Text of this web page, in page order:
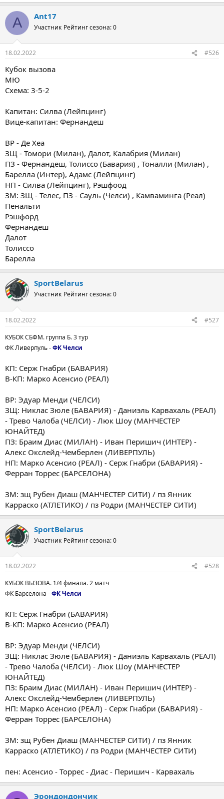
A Ant17
Участник Рейтинг сезона: 0
18.02.2022 #526
Кубок вызова
МЮ
Схема: 3-5-2
Капитан: Силва (Лейпцинг)
Вице-капитан: Фернандеш
ВР - Де Хеа
ЗЩ - Томори (Милан), Далот, Калабрия (Милан)
ПЗ - Фернандеш, Толиссо (Бавария) , Тоналли (Милан) ,
Барелла (Интер), Адамс (Лейпцинг)
НП - Силва (Лейпцинг), Рэшфоод
ЗМ: ЗЩ - Телес, ПЗ - Сауль (Челси) , Камваминга (Реал)
Пенальти
Рэшфорд
Фернандеш
Далот
Толиссо
Барелла
SportBelarus
Участник Рейтинг сезона: 0
18.02.2022
#527
КУБОК СБФМ. группа Б. 3 тур
ФК Ливерпуль -ФК Челси
КП: Серж Гнабри (БАВАРИЯ)
В-КП: Марко Асенсио (РЕАЛ)
ВР: Эдуар Менди (ЧЕЛСИ)
ЗЩ: Никлас Зюле (БАВАРИЯ) - Даниэль Карвахаль (РЕАЛ)
- Трево Чалоба (ЧЕЛСИ) - Люк Шоу (МАНЧЕСТЕР
ЮНАЙТЕД)
ПЗ: Браим Диас (МИЛАН) - Иван Перишич (ИНТЕР) -
Алекс Окслейд-Чемберлен (ЛИВЕРПУЛЬ)
НП: Марко Асенсио (РЕАЛ) - Серж Гнабри (БАВАРИЯ) -
Ферран Торрес (БАРСЕЛОНА)
ЗМ: зщ Рубен Диаш (МАНЧЕСТЕР СИТИ) / пз Янник
Карраско (АТЛЕТИКО) / пз Родри (МАНЧЕСТЕР СИТИ)
SportBelarus
Участник Рейтинг сезона: 0
18.02.2022
#528
КУБОК ВЫЗОВА. 1/4 финала. 2 матч
ФК Барселона -ФК Челси
КП: Серж Гнабри (БАВАРИЯ)
В-КП: Марко Асенсио (РЕАЛ)
ВР: Эдуар Менди (ЧЕЛСИ)
ЗЩ: Никлас Зюле (БАВАРИЯ) - Даниэль Карвахаль (РЕАЛ)
- Трево Чалоба (ЧЕЛСИ) - Люк Шоу (МАНЧЕСТЕР
ЮНАЙТЕД)
ПЗ: Браим Диас (МИЛАН) - Иван Перишич (ИНТЕР) -
Алекс Окслейд-Чемберлен (ЛИВЕРПУЛЬ)
НП: Марко Асенсио (РЕАЛ) - Серж Гнабри (БАВАРИЯ) -
Ферран Торрес (БАРСЕЛОНА)
ЗМ: зщ Рубен Диаш (МАНЧЕСТЕР СИТИ) / пз Янник
Карраско (АТЛЕТИКО) / пз Родри (МАНЧЕСТЕР СИТИ)
пен: Асенсио - Торрес - Диас - Перишич - Карвахаль
Эрондондончик